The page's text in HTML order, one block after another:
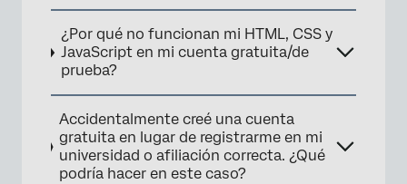
¿Por qué no funcionan mi HTML, CSS y
JavaScript en mi cuenta gratuita/de
prueba?
Accidentalmente creé una cuenta
gratuita en lugar de registrarme en mi
universidad o afiliación correcta. ¿Qué
podría hacer en este caso?